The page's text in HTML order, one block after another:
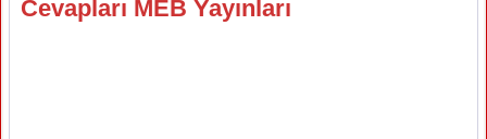
Cevapları MEB Yayınları